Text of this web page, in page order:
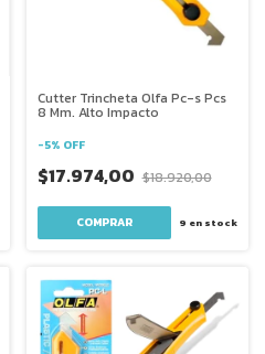
Cutter Trincheta Olfa Pc-s Pcs
8 Mm. Alto Impacto
-5% OFF
$17.974,00 $18.920,00
9 en stock